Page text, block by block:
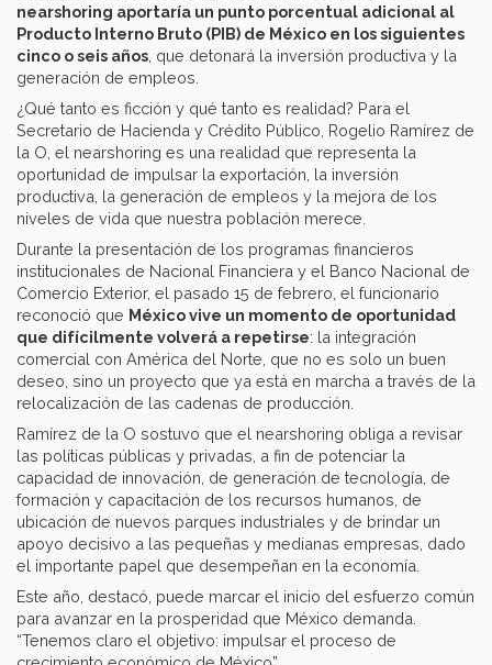
nearshoring aportaría un punto porcentual adicional al
Producto Interno Bruto (PIB) de México en los siguientes
cinco o seis años , que detonará la inversión productiva y la
generación de empleos.
¿Qué tanto es ficción y qué tanto es realidad? Para el
Secretario de Hacienda y Crédito Público, Rogelio Ramírez de
la O, el nearshoring es una realidad que representa la
oportunidad de impulsar la exportación, la inversión
productiva, la generación de empleos y la mejora de los
niveles de vida que nuestra población merece.
Durante la presentación de los programas financieros
institucionales de Nacional Financiera y el Banco Nacional de
Comercio Exterior, el pasado 15 de febrero, el funcionario
reconoció que México vive un momento de oportunidad
que difícilmente volverá a repetirse: la integración
comercial con América del Norte, que no es solo un buen
deseo, sino un proyecto que ya está en marcha a través de la
relocalización de las cadenas de producción.
Ramírez de la O sostuvo que el nearshoring obliga a revisar
las políticas públicas y privadas, a fin de potenciar la
capacidad de innovación, de generación de tecnología, de
formación y capacitación de los recursos humanos, de
ubicación de nuevos parques industriales y de brindar un
apoyo decisivo a las pequeñas y medianas empresas, dado
el importante papel que desempeñan en la economía.
Este año, destacó, puede marcar el inicio del esfuerzo común
para avanzar en la prosperidad que México demanda.
“Tenemos claro el objetivo: impulsar el proceso de